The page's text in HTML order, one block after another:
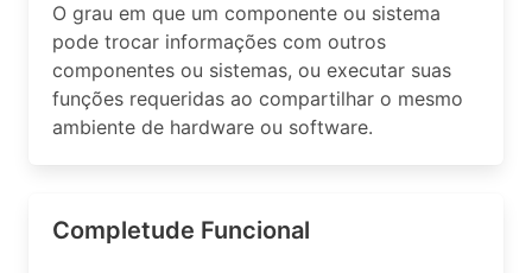
O grau em que um componente ou sistema
pode trocar informações com outros
componentes ou sistemas, ou executar suas
funções requeridas ao compartilhar o mesmo
ambiente de hardware ou software.
Completude Funcional